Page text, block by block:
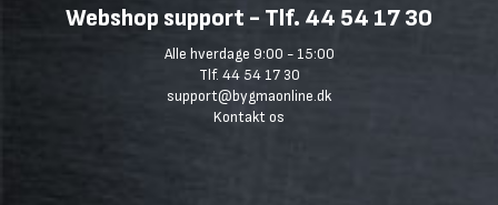
Webshop support - Tlf. 44 54 17 30
Alle hverdage 9:00 - 15:00
Tlf. 44 54 17 30
support@bygmaonline.dk
Kontakt os